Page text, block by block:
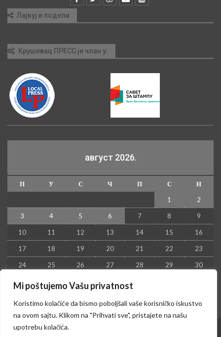
Mi poštujemo Vašu privatnost
Koristimo kolačiće da bismo poboljšali vaše korisničko iskustvo
na ovom sajtu. Klikom na "Prihvati sve", pristajete na našu
upotrebu kolačića.
Лајкуј и подели
Крушевац ПРЕСС је члан у:
август 2026.
П У С Ч П С
Н
1
2
3 4 5 6 7 8 9
10 11 12 13 14 15 16
17 18 19 20 21 22 23
24 25 26 27 28 29 30
31